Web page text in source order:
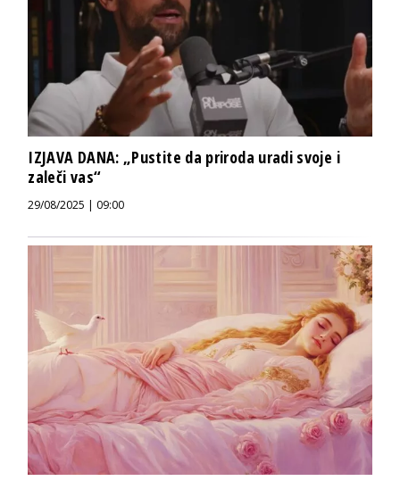
IZJAVA DANA: „Pustite da priroda uradi svoje i
zaleči vas“
29/08/2025 | 09:00